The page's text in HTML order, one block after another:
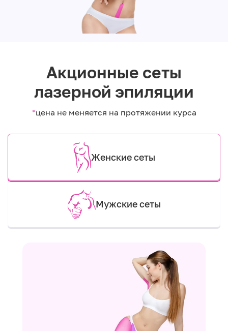
Акционные сеты
лазерной эпиляции
*цена не меняется на протяжении курса
Женские сеты
Мужские сеты